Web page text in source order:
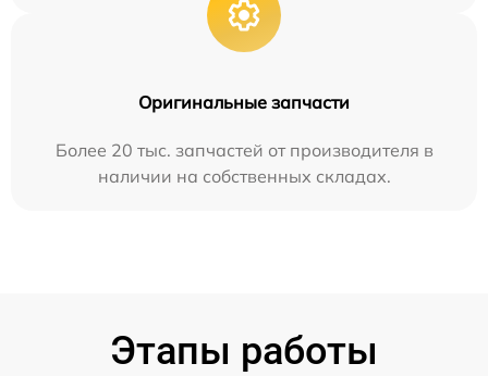
Оригинальные запчасти
Более 20 тыс. запчастей от производителя в
наличии на собственных складах.
Этапы работы